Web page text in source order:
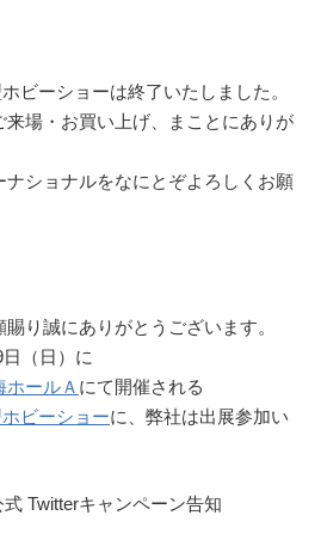
ビーショーは終了いたしました。
来場・お買い上げ、まことにありが
ショナルをなにとぞよろしくお願
り誠にありがとうございます。
（日）に
ホールＡ にて開催される
ビーショーに、弊社は出展参加い
Twitterキャンペーン告知